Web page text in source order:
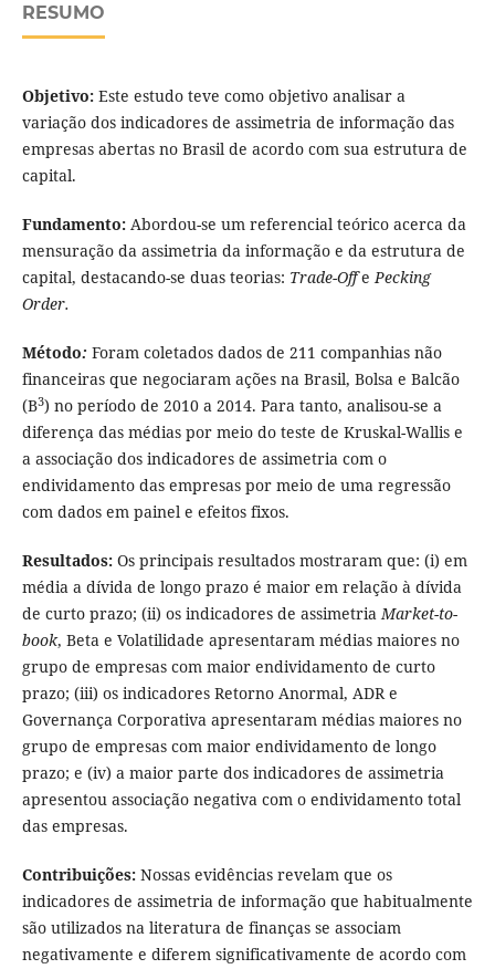
RESUMO
Objetivo: Este estudo teve como objetivo analisar a
variação dos indicadores de assimetria de informação das
empresas abertas no Brasil de acordo com sua estrutura de
capital.
Fundamento: Abordou-se um referencial teórico acerca da
mensuração da assimetria da informação e da estrutura de
capital, destacando-se duas teorias: Trade-OffePecking
Order.
Método: Foram coletados dados de 211 companhias não
financeiras que negociaram ações na Brasil, Bolsa e Balcão
(B3) no período de 2010 a 2014. Para tanto, analisou-se a
diferença das médias por meio do teste de Kruskal-Wallis e
a associação dos indicadores de assimetria com o
endividamento das empresas por meio de uma regressão
com dados em painel e efeitos fixos.
Resultados: Os principais resultados mostraram que: (i) em
média a dívida de longo prazo é maior em relação à dívida
de curto prazo; (ii) os indicadores de assimetriaMarket-to-
book, Beta e Volatilidade apresentaram médias maiores no
grupo de empresas com maior endividamento de curto
prazo; (iii) os indicadores Retorno Anormal, ADR e
Governança Corporativa apresentaram médias maiores no
grupo de empresas com maior endividamento de longo
prazo; e (iv) a maior parte dos indicadores de assimetria
apresentou associação negativa com o endividamento total
das empresas.
Contribuições: Nossas evidências revelam que os
indicadores de assimetria de informação que habitualmente
são utilizados na literatura de finanças se associam
negativamente e diferem significativamente de acordo com